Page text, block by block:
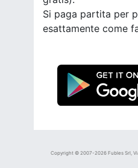
Si paga partita per
esattamente come
Copyright © 2007-2026 Fubles Srl,